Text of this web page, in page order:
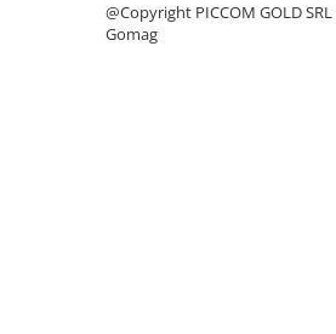
@Copyright PICCOM GOLD SRL
Gomag